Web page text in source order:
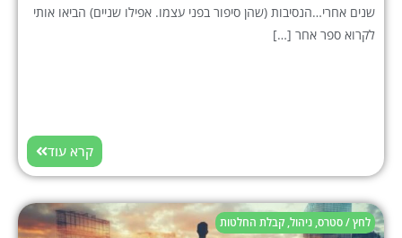
שנים אחרי…הנסיבות (שהן סיפור בפני עצמו. אפילו שניים) הביאו אותי
לקרוא ספר אחר […]
קרא עוד
לחץ / סטרס, ניהול, קבלת החלטות